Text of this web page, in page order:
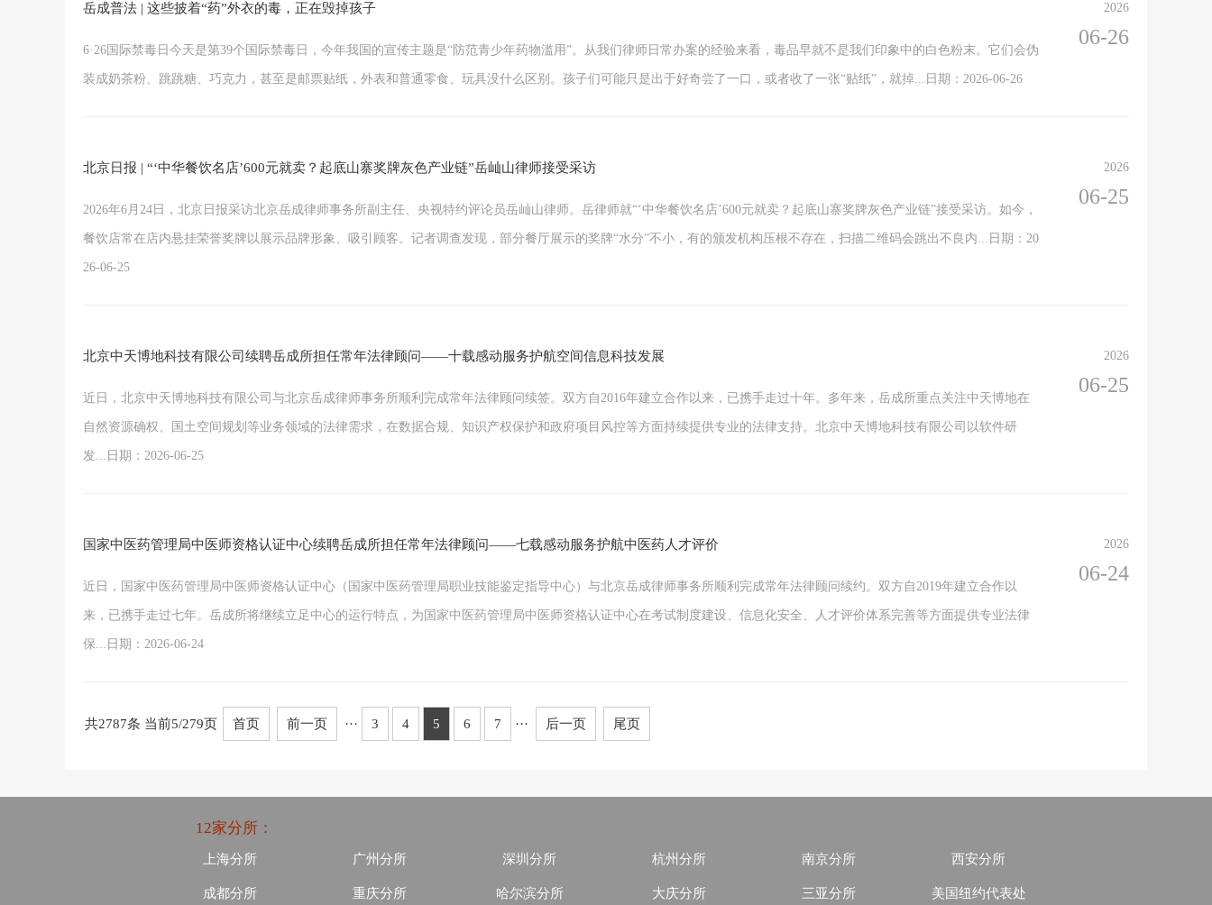
岳成普法 | 这些披着“药”外衣的毒，正在毁掉孩子
6·26国际禁毒日今天是第39个国际禁毒日，今年我国的宣传主题是“防范青少年药物滥用”。从我们律师日常办案的经验来看，毒品早就不是我们印象中的白色粉末。它们会伪
装成奶茶粉、跳跳糖、巧克力，甚至是邮票贴纸，外表和普通零食、玩具没什么区别。孩子们可能只是出于好奇尝了一口，或者收了一张“贴纸”，就掉...日期：2026-06-26
2026
06-26
北京日报 | “‘中华餐饮名店’600元就卖？起底山寨奖牌灰色产业链”岳屾山律师接受采访
2026年6月24日，北京日报采访北京岳成律师事务所副主任、央视特约评论员岳屾山律师。岳律师就“‘中华餐饮名店’600元就卖？起底山寨奖牌灰色产业链”接受采访。如今，
餐饮店常在店内悬挂荣誉奖牌以展示品牌形象、吸引顾客。记者调查发现，部分餐厅展示的奖牌“水分”不小，有的颁发机构压根不存在，扫描二维码会跳出不良内...日期：20
26-06-25
2026
06-25
北京中天博地科技有限公司续聘岳成所担任常年法律顾问——十载感动服务护航空间信息科技发展
近日，北京中天博地科技有限公司与北京岳成律师事务所顺利完成常年法律顾问续签。双方自2016年建立合作以来，已携手走过十年。多年来，岳成所重点关注中天博地在
自然资源确权、国土空间规划等业务领域的法律需求，在数据合规、知识产权保护和政府项目风控等方面持续提供专业的法律支持。北京中天博地科技有限公司以软件研
发...日期：2026-06-25
2026
06-25
国家中医药管理局中医师资格认证中心续聘岳成所担任常年法律顾问——七载感动服务护航中医药人才评价
近日，国家中医药管理局中医师资格认证中心（国家中医药管理局职业技能鉴定指导中心）与北京岳成律师事务所顺利完成常年法律顾问续约。双方自2019年建立合作以
来，已携手走过七年。岳成所将继续立足中心的运行特点，为国家中医药管理局中医师资格认证中心在考试制度建设、信息化安全、人才评价体系完善等方面提供专业法律
保...日期：2026-06-24
2026
06-24
共2787条 当前5/279页 首页 前一页 ··· 3 4 5 6 7 ··· 后一页 尾页
12家分所：
上海分所 广州分所 深圳分所 杭州分所 南京分所 西安分所
成都分所 重庆分所 哈尔滨分所 大庆分所 三亚分所 美国纽约代表处